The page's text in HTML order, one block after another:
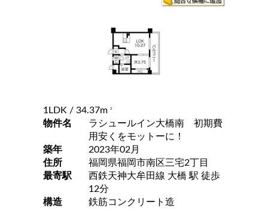
1LDK / 34.37m 2
物件名
ラシュールイン大橋南 初期費
用安くをモットーに！
築年
2023年02月
住所
福岡県福岡市南区三宅2丁目
最寄駅
西鉄天神大牟田線 大橋 駅 徒歩
12分
構造
鉄筋コンクリート造